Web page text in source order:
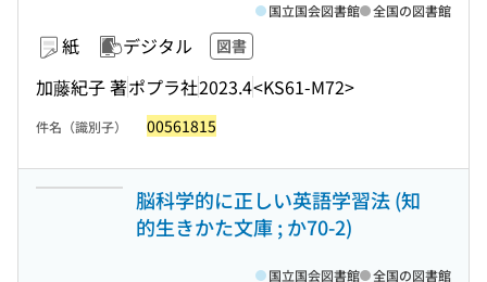
紙 デジタル 図書
加藤紀子 著ポプラ社2023.4<KS61-M72>
国立国会図書館 全国の図書館
件名（識別子） 00561815
脳科学的に正しい英語学習法 (知
的生きかた文庫 ; か70-2)
国立国会図書館 全国の図書館